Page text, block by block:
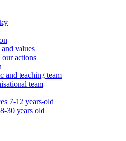
values
our actions
and teaching team
team
7-12 years-old
30 years old